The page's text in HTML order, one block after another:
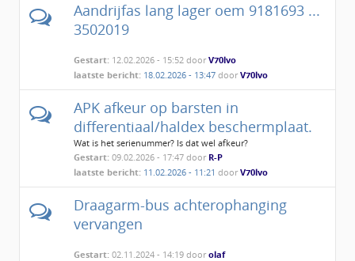
Aandrijfas lang lager oem 9181693 ...
3502019
Gestart: 12.02.2026 - 15:52 doorV70lvo
laatste bericht: 18.02.2026 - 13:47doorV70lvo
APK afkeur op barsten in
differentiaal/haldex beschermplaat.
Wat is het serienummer? Is dat wel afkeur?
Gestart: 09.02.2026 - 17:47 door R-P
laatste bericht: 11.02.2026 - 11:21doorV70lvo
Draagarm-bus achterophanging
vervangen
Gestart: 02.11.2024 - 14:19 doorolaf